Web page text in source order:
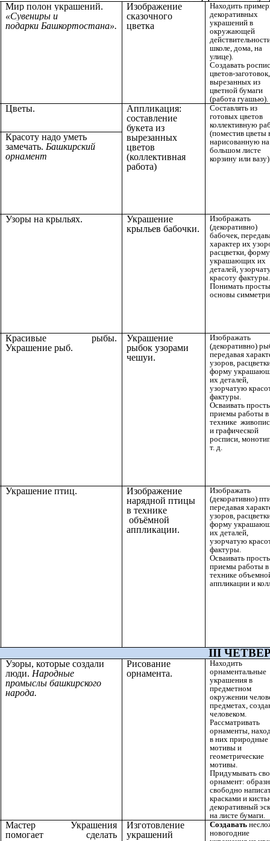
Мир полон украшений.
«Сувениры и
подарки Башкортостана».
Изображение
сказочного
цветка
Находить
декоративных
украшений в
окружающей
школе, дома, на
улице).
Создавать
цветов-заготовок,
вырезанных из
цветной бумаги
(работа гуашью).
Цветы.
Аппликация:
составление
букета из
вырезанных
цветов
(коллективная
работа)
Составлять из
готовых цветов
коллективную
(поместив цветы
нарисованную на
большом листе
корзину или
Красоту надо уметь
замечать. Башкирский
орнамент
Узоры на крыльях.
Украшение
крыльев бабочки.
Изображать
(декоративно)
бабочек,
характер их
расцветки, форму
украшающих их
деталей,
красоту фактуры.
Понимать
основы
Красивые рыбы.
Украшение рыб.
Украшение
рыбок узорами
чешуи.
Изображать
(декоративно)
передавая
узоров,
форму
их деталей,
узорчатую
фактуры.
Осваивать
приемы работы в
технике
и графической
росписи,
т. д.
Украшение птиц.
Изображение
нарядной птицы
в технике
объёмной
аппликации.
Изображать
(декоративно)
передавая
узоров,
форму
их деталей,
узорчатую
фактуры.
Осваивать
приемы работы в
технике
аппликации и
III
Узоры, которые создали
люди. Народные
промыслы башкирского
народа.
Рисование
орнамента.
Находить
орнаментальные
украшения в
предметном
окружении
предметах,
человеком.
Рассматривать
орнаменты,
в них природные
мотивы и
геометрические
мотивы.
Придумывать
орнамент:
свободно
красками и
декоративный
на листе бумаги.
Мастер Украшения
помогает сделать
Изготовление
украшений
Создавать
новогодние